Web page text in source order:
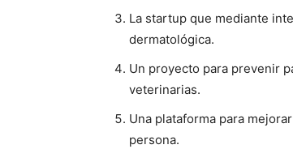
La startup que mediante
dermatológica.
Un proyecto para prevenir
veterinarias.
Una plataforma para
persona.